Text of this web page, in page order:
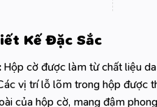
Kế Đặc Sắc
Hộp cờ được làm từ chất liệu
vị trí lỗ lõm trong hộp được
của hộp cờ, mang đậm